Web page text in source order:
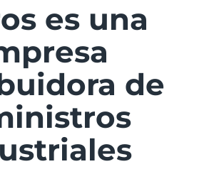
es una
de